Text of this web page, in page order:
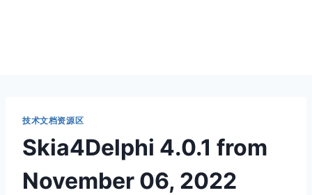
技术文档资源区
Skia4Delphi 4.0.1 from
November 06, 2022